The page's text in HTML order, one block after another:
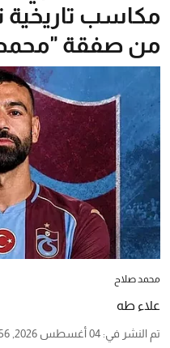
مكاسب تاريخية
من صفقة
محمد صلاح
علاء طه
تم النشر في: 04 أغسطس 2026, 7:56 مساءً